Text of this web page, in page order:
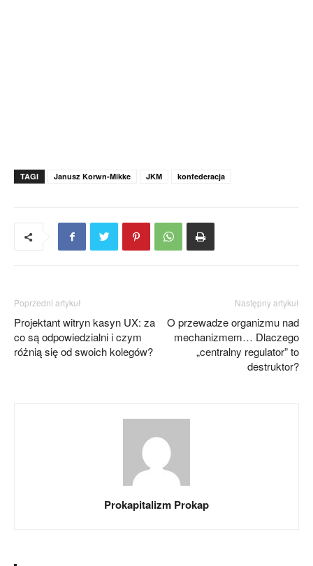
TAGI Janusz Korwn-Mikke JKM konfederacja
Poprzedni artykuł
Projektant witryn kasyn UX: za
co są odpowiedzialni i czym
różnią się od swoich kolegów?
Następny artykuł
O przewadze organizmu nad
mechanizmem… Dlaczego
„centralny regulator” to
destruktor?
Prokapitalizm Prokap